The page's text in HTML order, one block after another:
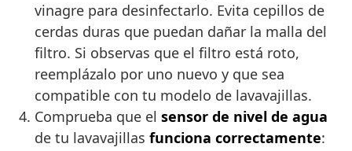
vinagre para desinfectarlo. Evita cepillos de
cerdas duras que puedan dañar la malla del
filtro. Si observas que el filtro está roto,
reemplázalo por uno nuevo y que sea
compatible con tu modelo de lavavajillas.
Comprueba que el sensor de nivel de agua
de tu lavavajillas funciona correctamente: